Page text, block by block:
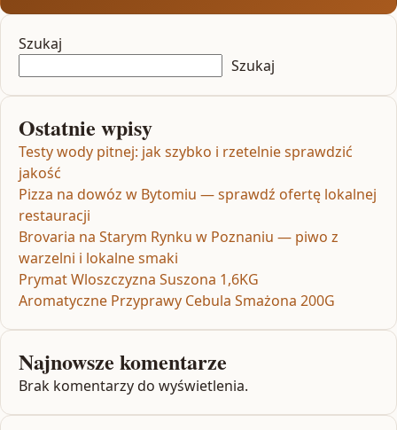
Szukaj
Szukaj
Ostatnie wpisy
Testy wody pitnej: jak szybko i rzetelnie sprawdzić
jakość
Pizza na dowóz w Bytomiu — sprawdź ofertę lokalnej
restauracji
Brovaria na Starym Rynku w Poznaniu — piwo z
warzelni i lokalne smaki
Prymat Wloszczyzna Suszona 1,6KG
Aromatyczne Przyprawy Cebula Smażona 200G
Najnowsze komentarze
Brak komentarzy do wyświetlenia.